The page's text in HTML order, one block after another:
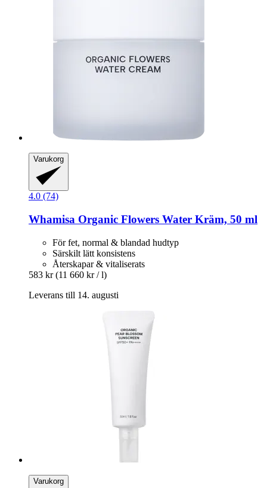
Varukorg
4.0 (74)
Whamisa Organic Flowers Water Kräm, 50 ml
För fet, normal & blandad hudtyp
Särskilt lätt konsistens
Återskapar & vitaliserats
583 kr (11 660 kr / l)
Leverans till 14. augusti
Varukorg